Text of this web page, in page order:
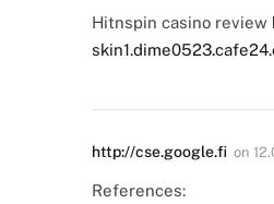
Hitnspin casino review
http://cse.google.fi on
References: